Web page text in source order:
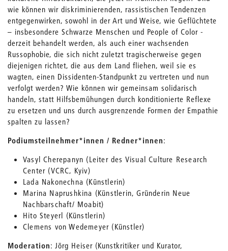
wie können wir diskriminierenden, rassistischen Tendenzen
entgegenwirken, sowohl in der Art und Weise, wie Geflüchtete
– insbesondere Schwarze Menschen und People of Color -
derzeit behandelt werden, als auch einer wachsenden
Russophobie, die sich nicht zuletzt tragischerweise gegen
diejenigen richtet, die aus dem Land fliehen, weil sie es
wagten, einen Dissidenten-Standpunkt zu vertreten und nun
verfolgt werden? Wie können wir gemeinsam solidarisch
handeln, statt Hilfsbemühungen durch konditionierte Reflexe
zu ersetzen und uns durch ausgrenzende Formen der Empathie
spalten zu lassen?
Podiumsteilnehmer*innen / Redner*innen:
Vasyl Cherepanyn (Leiter des Visual Culture Research
Center (VCRC, Kyiv)
Lada Nakonechna (Künstlerin)
Marina Naprushkina (Künstlerin, Gründerin Neue
Nachbarschaft/ Moabit)
Hito Steyerl (Künstlerin)
Clemens von Wedemeyer (Künstler)
Moderation: Jörg Heiser (Kunstkritiker und Kurator,